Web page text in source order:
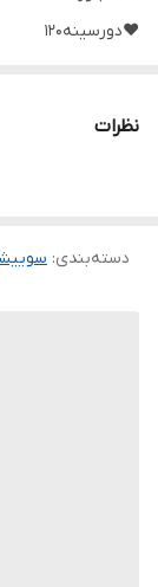
❤️دورسینه120
🧵 جنس: دورس تو
نظرات
دسته‌بندی: